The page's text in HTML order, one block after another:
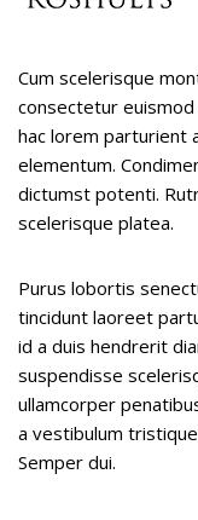
Cum scelerisque
consectetur
hac lorem parturient
elementum.
dictumst potenti.
scelerisque platea.
Purus lobortis
tincidunt laoreet
id a duis hendrerit
suspendisse
ullamcorper
a vestibulum
Semper dui.